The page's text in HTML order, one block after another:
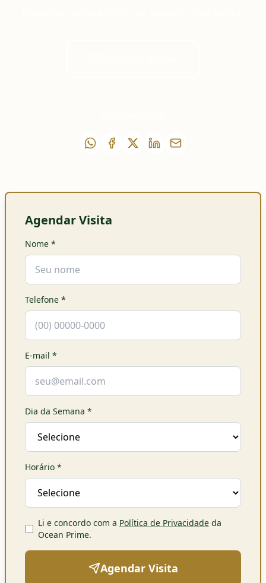
Agendar Visita
Nome *
Telefone *
E-mail *
Dia da Semana *
Horário *
Li e concordo com a Política de Privacidadeda
Ocean Prime.
Agendar Visita